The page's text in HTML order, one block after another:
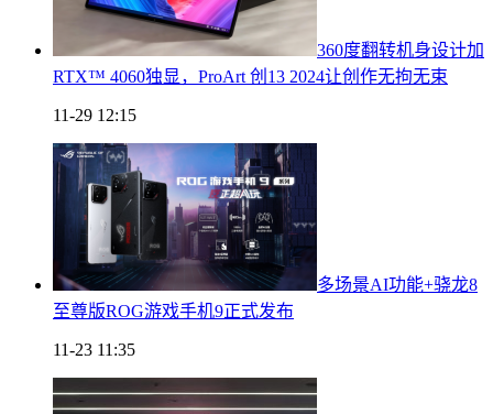
360度翻转机身设计加
RTX™ 4060独显，ProArt 创13 2024让创作无拘无束
11-29 12:15
多场景AI功能+骁龙8
至尊版ROG游戏手机9正式发布
11-23 11:35